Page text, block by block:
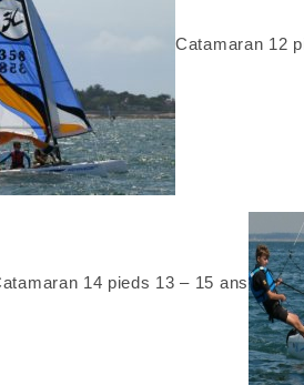
Catamaran 12
14 pieds 13 – 15 ans